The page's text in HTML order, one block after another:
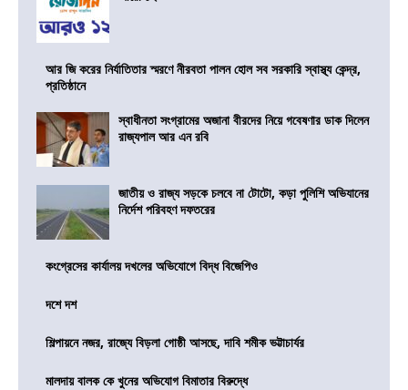
আর জি করের নির্যাতিতার স্মরণে নীরবতা পালন হোল সব সরকারি স্বাস্থ্য কেন্দ্র,
প্রতিষ্ঠানে
স্বাধীনতা সংগ্রামের অজানা বীরদের নিয়ে গবেষণার ডাক দিলেন
রাজ্যপাল আর এন রবি
জাতীয় ও রাজ্য সড়কে চলবে না টোটো, কড়া পুলিশি অভিযানের
নির্দেশ পরিবহণ দফতরের
কংগ্রেসের কার্যালয় দখলের অভিযোগে বিদ্ধ বিজেপিও
দশে দশ
শিল্পায়নে নজর, রাজ্যে বিড়লা গোষ্ঠী আসছে, দাবি শমীক ভট্টাচার্যর
মালদায় বালক কে খুনের অভিযোগ বিমাতার বিরুদ্ধে